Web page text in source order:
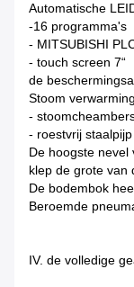
Automatische
-16 programma's
- MITSUBISHI
- touch screen 7“
de
Stoom
-
- roestvrij staalpijp
De hoogste nevel
klep de grote van
De bodembok
Beroemde
IV. de volledige